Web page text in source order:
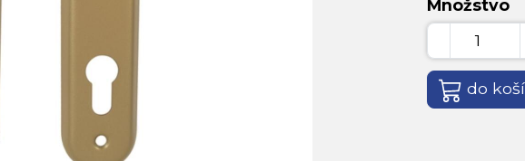
Množstvo
do